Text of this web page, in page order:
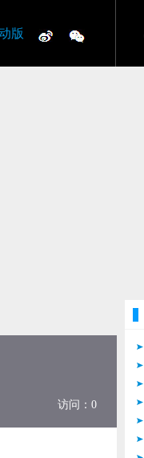
版
访问： 0